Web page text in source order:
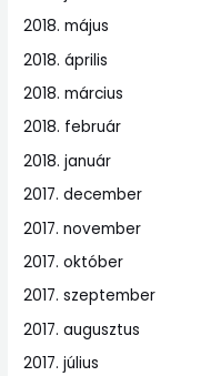
2018. május
2018. április
2018. március
2018. február
2018. január
2017. december
2017. november
2017. október
2017. szeptember
2017. augusztus
2017. július